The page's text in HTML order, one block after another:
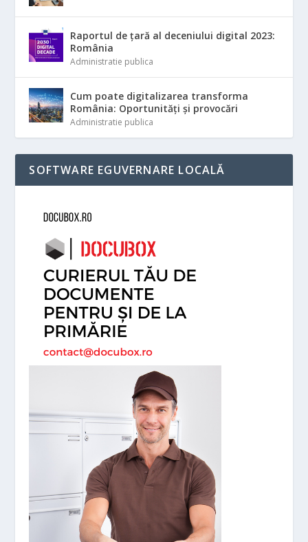
Raportul de țară al deceniului digital 2023:
România
Administratie publica
Cum poate digitalizarea transforma
România: Oportunități și provocări
Administratie publica
SOFTWARE EGUVERNARE LOCALĂ